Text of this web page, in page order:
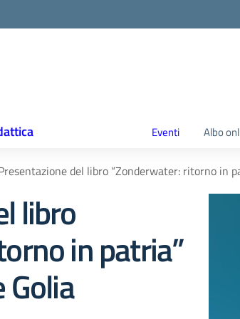
Eventi Albo
del libro “Zonderwater: ritorno in
libro
in patria”